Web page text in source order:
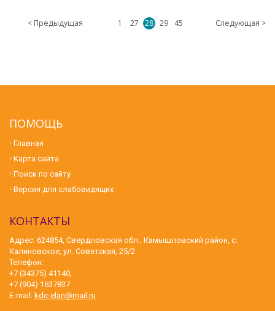
< Предыдущая 1 27 28 29 45 Следующая >
ПОМОЩЬ
Главная
Карта сайта
Поиск по сайту
Версия для слабовидящих
КОНТАКТЫ
Адрес: 624854, Свердловская обл., Камышловский район, с.
Калиновское, ул. Советская, 25/2
Телефон:
+7 (34375) 41140,
+7 (904) 1637837
E-mail: kdc-elan@mail.ru